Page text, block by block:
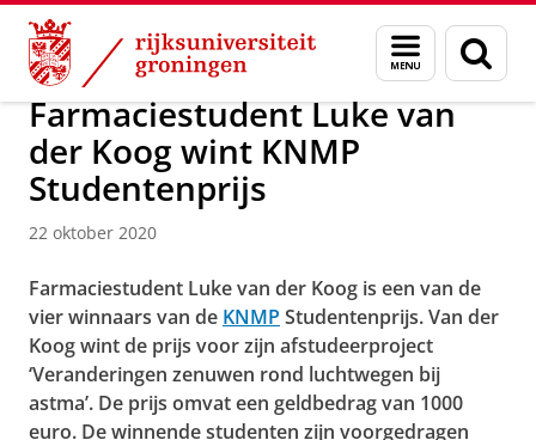
Skip
Content
Skip
Navigation
Menu
en
zoeken
Over ons Faculty of Science and Engineering Nieuws
Farmaciestudent Luke van
der Koog wint KNMP
Studentenprijs
22 oktober 2020
Farmaciestudent Luke van der Koog is een van de
vier winnaars van de KNMP Studentenprijs. Van der
Koog wint de prijs voor zijn afstudeerproject
‘Veranderingen zenuwen rond luchtwegen bij
astma’. De prijs omvat een geldbedrag van 1000
euro. De winnende studenten zijn voorgedragen